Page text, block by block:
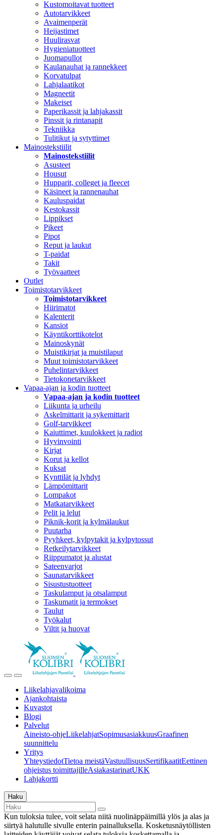
Kustomoitavat tuotteet
Autotarvikkeet
Avaimenperät
Heijastimet
Huulirasvat
Hygieniatuotteet
Juomapullot
Kaulanauhat ja rannekkeet
Korvatulpat
Lahjalaatikot
Magneetit
Makeiset
Paperikassit ja lahjakassit
Pinssit ja rintanapit
Tekniikka
Tulitikut ja sytyttimet
Mainostekstiilit
Mainostekstiilit
Asusteet
Housut
Hupparit, colleget ja fleecet
Käsineet ja rannenauhat
Kauluspaidat
Kestokassit
Lippikset
Pikeet
Pipot
Reput ja laukut
T-paidat
Takit
Työvaatteet
Outlet
Toimistotarvikkeet
Toimistotarvikkeet
Hiirimatot
Kalenterit
Kansiot
Käyntikorttikotelot
Mainoskynät
Muistikirjat ja muistilaput
Muut toimistotarvikkeet
Puhelintarvikkeet
Tietokonetarvikkeet
Vapaa-ajan ja kodin tuotteet
Vapaa-ajan ja kodin tuotteet
Liikunta ja urheilu
Askelmittarit ja sykemittarit
Golf-tarvikkeet
Kaiuttimet, kuulokkeet ja radiot
Hyvinvointi
Kirjat
Korut ja kellot
Kuksat
Kynttilät ja lyhdyt
Lämpömittarit
Lompakot
Matkatarvikkeet
Pelit ja lelut
Piknik-korit ja kylmälaukut
Puutarha
Pyyhkeet, kylpytakit ja kylpytossut
Retkeilytarvikkeet
Riippumatot ja alustat
Sateenvarjot
Saunatarvikkeet
Sisustustuotteet
Taskulamput ja otsalamput
Taskumatit ja termokset
Taulut
Työkalut
Viltit ja huovat
Liikelahjavalikoima
Ajankohtaista
Kuvastot
Blogi
Palvelut
Aineisto-ohjeLiikelahjatSopimusasiakkuusGraafinen
suunnittelu
Yritys
YhteystiedotTietoa meistäVastuullisuusSertifikaatitEettinen
ohjeistus toimittajilleAsiakastarinatUKK
Lahjakortti
Haku
Kun tuloksia tulee, voit selata niitä nuolinäppäimillä ylös ja alas ja
siirtyä halutulle sivulle enterin painalluksella. Kosketusnäytöllisten